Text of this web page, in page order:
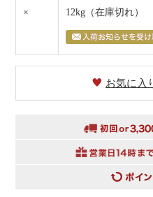
× 12kg （在庫切れ）
お気に入